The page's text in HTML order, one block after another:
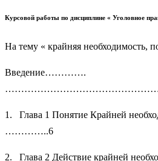
Курсовой работы по дисциплине « Уголовное
На тему « крайняя необходимость,
Введение………….
1. Глава 1 Понятие Крайней
…………..6
2. Глава 2 Действие крайней